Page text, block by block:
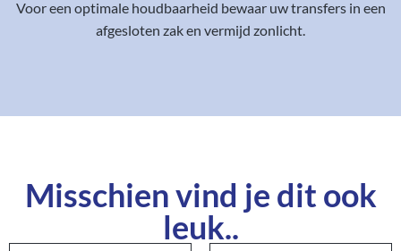
Voor een optimale houdbaarheid bewaar uw transfers in een
afgesloten zak en vermijd zonlicht.
Misschien vind je dit ook
leuk..